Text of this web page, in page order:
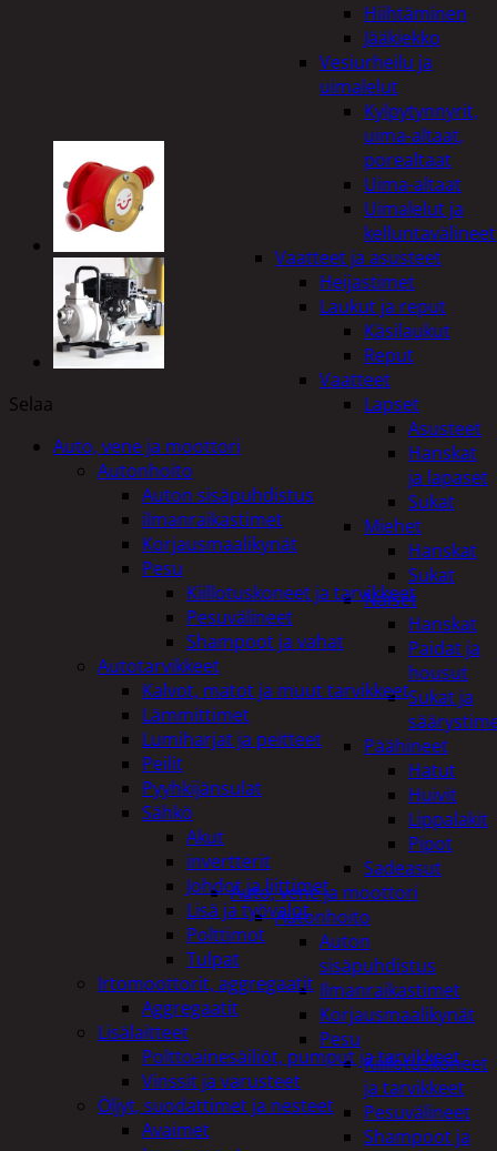
Hiihtäminen
Jääkiekko
Vesiurheilu ja
uimalelut
Kylpytynnyrit,
uima-altaat,
porealtaat
Uima-altaat
Uimalelut ja
kelluntavälineet
Vaatteet ja asusteet
Heijastimet
Laukut ja reput
Käsilaukut
Reput
Vaatteet
Lapset
Asusteet
Hanskat
ja lapaset
Sukat
Miehet
Hanskat
Sukat
Naiset
Hanskat
Paidat ja
housut
Sukat ja
Päähineet
Hatut
Huivit
Lippalakit
Pipot
Sadeasut
Auto, vene ja moottori
Autonhoito
Auton
sisäpuhdistus
Ilmanraikastimet
Korjausmaalikynät
Pesu
Kiillotuskoneet
ja tarvikkeet
Pesuvälineet
Shampoot ja
Selaa
Auto, vene ja moottori
Autonhoito
Auton sisäpuhdistus
ilmanraikastimet
Korjausmaalikynät
Pesu
Kiillotuskoneet ja tarvikkeet
Pesuvälineet
Shampoot ja vahat
Autotarvikkeet
Kalvot, matot ja muut tarvikkeet
Lämmittimet
Lumiharjat ja peitteet
Peilit
Pyyhkijänsulat
Sähkö
Akut
invertterit
Johdot ja liittimet
Lisä ja työvalot
Polttimot
Tulpat
Irtomoottorit, aggregaatit
Aggregaatit
Lisälaitteet
Polttoainesäiliöt, pumput ja tarvikkeet
Vinssit ja varusteet
Öljyt, suodattimet ja nesteet
Avaimet